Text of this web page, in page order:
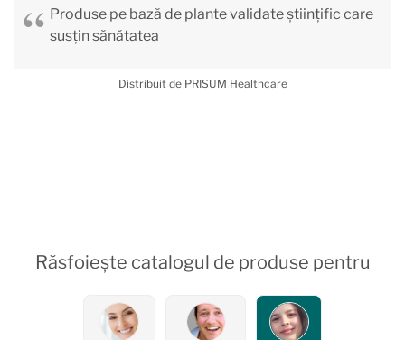
Produse pe bază de plante validate științific care
susțin sănătatea
Distribuit de PRISUM Healthcare
Răsfoiește catalogul de produse pentru